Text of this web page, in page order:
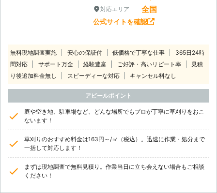
対応エリア 全国
公式サイトを確認
無料現地調査実施 安心の保証付 低価格で丁寧な仕事
365日24時
間対応
サポート万全 経験豊富 ご好評・高いリピート率
見積
り後追加料金無し
スピーディーな対応 キャンセル料なし
アピールポイント
庭や空き地、駐車場など、どんな場所でもプロが丁寧に草刈りをおこ
ないます！
草刈りのおすすめ料金は163円～/㎡（税込）。迅速に作業・処分まで
一括して対応します！
まずは現地調査で無料見積り。作業当日に立ち会えない場合もご相談
ください！